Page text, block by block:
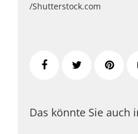
/Shutterstock.com
Das könnte Sie auch